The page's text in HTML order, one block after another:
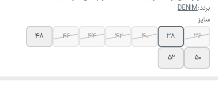
برند:DENIM
سایز
۳۶
۳۸ ۴۰ ۴۲ ۴۴ ۴۶ ۴۸
۵۰ ۵۲